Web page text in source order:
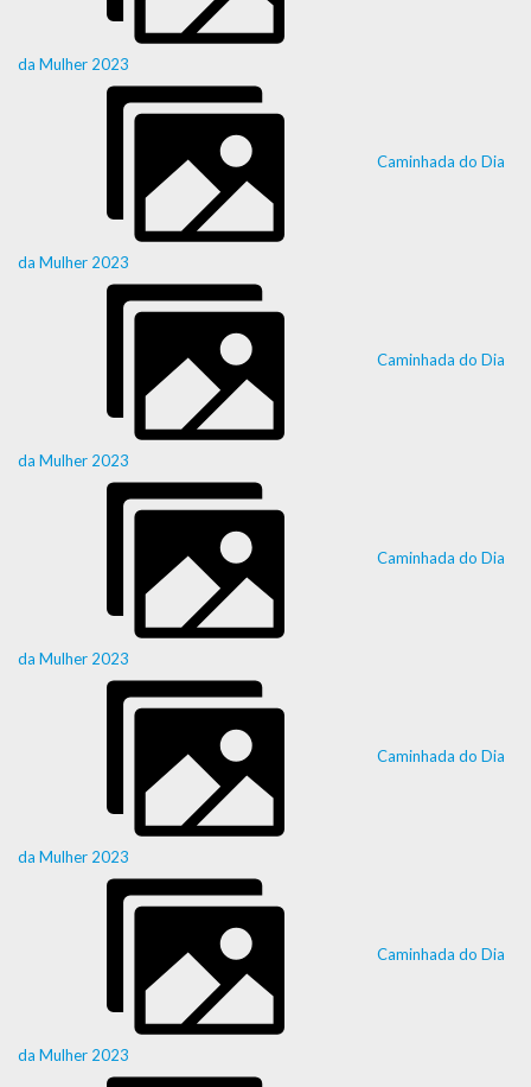
da Mulher 2023
Caminhada do Dia
da Mulher 2023
Caminhada do Dia
da Mulher 2023
Caminhada do Dia
da Mulher 2023
Caminhada do Dia
da Mulher 2023
Caminhada do Dia
da Mulher 2023